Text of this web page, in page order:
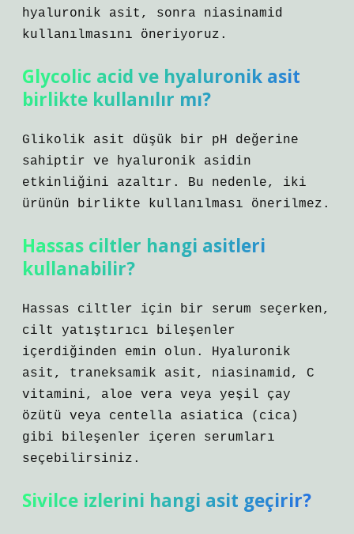
hyaluronik asit, sonra niasinamid
kullanılmasını öneriyoruz.
Glycolic acid ve hyaluronik asit
birlikte kullanılır mı?
Glikolik asit düşük bir pH değerine
sahiptir ve hyaluronik asidin
etkinliğini azaltır. Bu nedenle, iki
ürünün birlikte kullanılması önerilmez.
Hassas ciltler hangi asitleri
kullanabilir?
Hassas ciltler için bir serum seçerken,
cilt yatıştırıcı bileşenler
içerdiğinden emin olun. Hyaluronik
asit, traneksamik asit, niasinamid, C
vitamini, aloe vera veya yeşil çay
özütü veya centella asiatica (cica)
gibi bileşenler içeren serumları
seçebilirsiniz.
Sivilce izlerini hangi asit geçirir?